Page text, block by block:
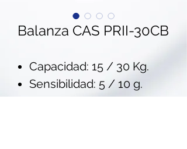
Balanza CAS PRII-30CB
Capacidad: 15 / 30 Kg.
Sensibilidad: 5 / 10 g.
Resolución: 1/3,000